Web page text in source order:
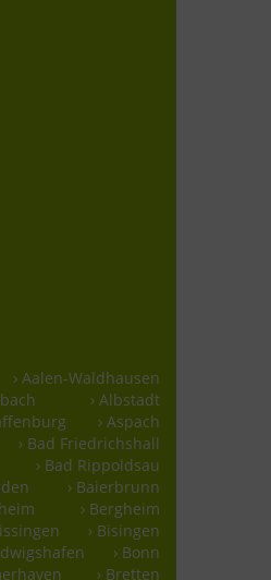
› Aalen-Waldhausen
› Albstadt
› Aspach
› Bad Friedrichshall
› Bad Rippoldsau
› Baierbrunn
› Bergheim
› Bisingen
› Bonn
› Bretten